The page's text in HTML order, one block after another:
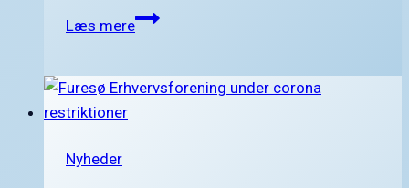
Læs mereNetværksmøde
Erhvervsforening onsdag
Nyheder